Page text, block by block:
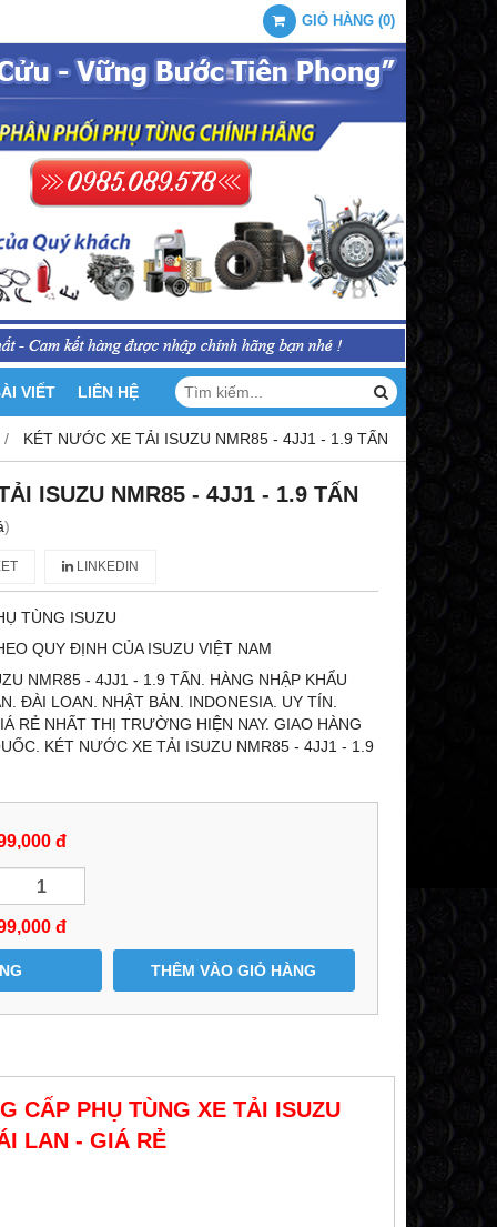
GIỎ HÀNG (0)
VIẾT LIÊN HỆ
KÉT NƯỚC XE TẢI ISUZU NMR85 - 4JJ1 - 1.9 TẤN
ISUZU NMR85 - 4JJ1 - 1.9 TẤN
)
LINKEDIN
TÙNG ISUZU
QUY ĐỊNH CỦA ISUZU VIỆT NAM
NMR85 - 4JJ1 - 1.9 TẤN. HÀNG NHẬP KHẨU
ĐÀI LOAN. NHẬT BẢN. INDONESIA. UY TÍN.
RẺ NHẤT THỊ TRƯỜNG HIỆN NAY. GIAO HÀNG
KÉT NƯỚC XE TẢI ISUZU NMR85 - 4JJ1 - 1.9
đ
đ
THÊM VÀO GIỎ HÀNG
CẤP PHỤ TÙNG XE TẢI ISUZU
LAN - GIÁ RẺ